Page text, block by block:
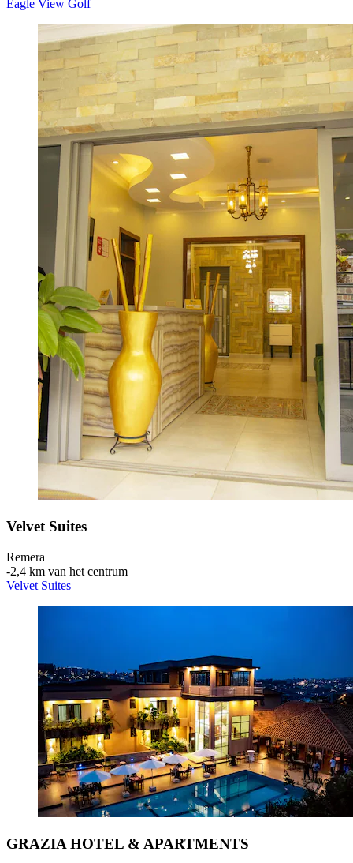
Eagle View Golf
Velvet Suites
Remera
‐2,4 km van het centrum
Velvet Suites
GRAZIA HOTEL & APARTMENTS